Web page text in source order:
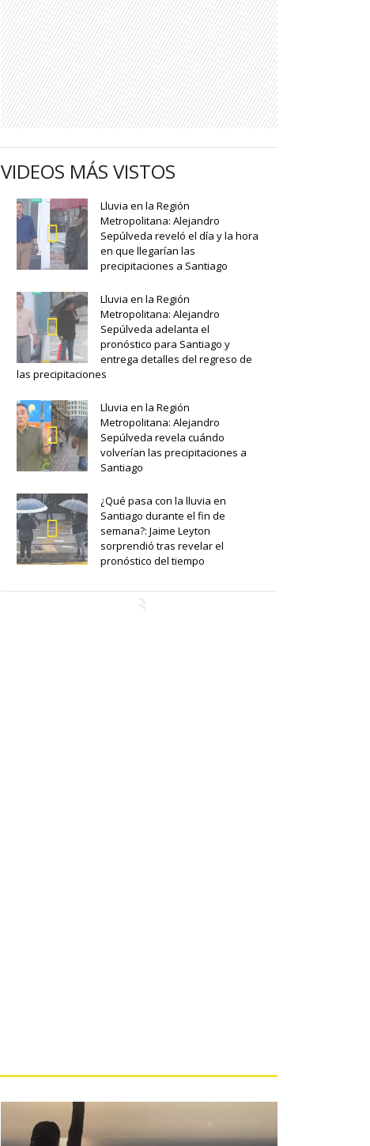
VIDEOS MÁS VISTOS
Lluvia en la Región
Metropolitana: Alejandro
Sepúlveda reveló el día y la hora
en que llegarían las
precipitaciones a Santiago
Lluvia en la Región
Metropolitana: Alejandro
Sepúlveda adelanta el
pronóstico para Santiago y
entrega detalles del regreso de
las precipitaciones
Lluvia en la Región
Metropolitana: Alejandro
Sepúlveda revela cuándo
volverían las precipitaciones a
Santiago
¿Qué pasa con la lluvia en
Santiago durante el fin de
semana?: Jaime Leyton
sorprendió tras revelar el
pronóstico del tiempo